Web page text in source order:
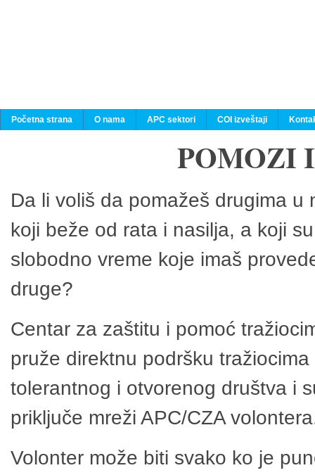
Početna strana O nama APC sektori COI izveštaji
POMOZI
Da li voliš da pomažeš drugima
koji beže od rata i nasilja, a koji
slobodno vreme koje imaš
druge?
Centar za zaštitu i pomoć
pruže direktnu podršku
tolerantnog i otvorenog društva i
priključe mreži APC/CZA
Volonter može biti svako ko je